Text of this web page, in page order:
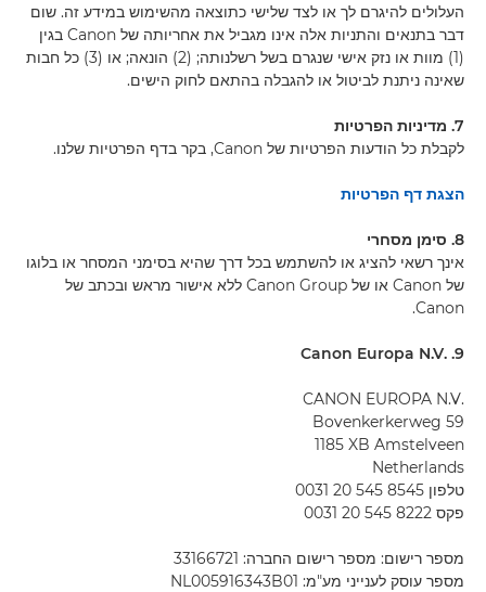
העלולים להיגרם לך או לצד שלישי כתוצאה מהשימוש במידע זה. שום
דבר בתנאים והתניות אלה אינו מגביל את אחריותה של Canon בגין
(1) מוות או נזק אישי שנגרם בשל רשלנותה; (2) הונאה; או (3) כל חבות
שאינה ניתנת לביטול או להגבלה בהתאם לחוק הישים.
7. מדיניות הפרטיות
לקבלת כל הודעות הפרטיות של Canon, בקר בדף הפרטיות שלנו.
הצגת דף הפרטיות
8. סימן מסחרי
אינך רשאי להציג או להשתמש בכל דרך שהיא בסימני המסחר או בלוגו
של Canon או של Canon Group ללא אישור מראש ובכתב של
Canon.
9. .Canon Europa N.V
.CANON EUROPA N.V
Bovenkerkerweg 59
‎1185 XB Amstelveen
Netherlands
טלפון 8545 545 20 0031
פקס 8222 545 20 0031
מספר רישום: מספר רישום החברה: 33166721
מספר עוסק לענייני מע"מ: NL005916343B01